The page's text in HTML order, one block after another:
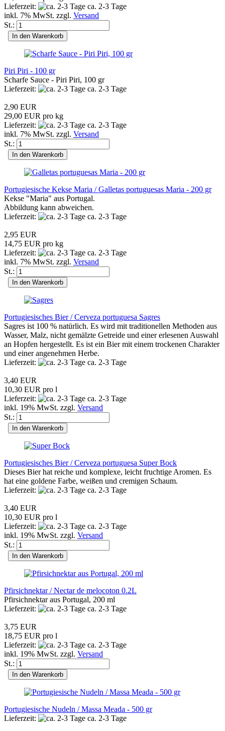
Lieferzeit:
ca. 2-3 Tage
inkl. 7% MwSt. zzgl. Versand
St.:
In den Warenkorb
Piri Piri - 100 gr
Scharfe Sauce - Piri Piri, 100 gr
Lieferzeit:
ca. 2-3 Tage
2,90 EUR
29,00 EUR pro kg
Lieferzeit:
ca. 2-3 Tage
inkl. 7% MwSt. zzgl. Versand
St.:
In den Warenkorb
Portugiesische Kekse Maria / Galletas portuguesas Maria - 200 gr
Kekse "Maria" aus Portugal.
Abbildung kann abweichen.
Lieferzeit:
ca. 2-3 Tage
2,95 EUR
14,75 EUR pro kg
Lieferzeit:
ca. 2-3 Tage
inkl. 7% MwSt. zzgl. Versand
St.:
In den Warenkorb
Portugiesisches Bier / Cerveza portuguesa Sagres
Sagres ist 100 % natürlich. Es wird mit traditionellen Methoden aus
Wasser, Malz, nicht gemälzte Getreide und einer erlesenen Auswahl
an Hopfen hergestellt. Es ist ein Bier mit einem trockenen Charakter
und einer angenehmen Herbe.
Lieferzeit:
ca. 2-3 Tage
3,40 EUR
10,30 EUR pro l
Lieferzeit:
ca. 2-3 Tage
inkl. 19% MwSt. zzgl. Versand
St.:
In den Warenkorb
Portugiesisches Bier / Cerveza portuguesa Super Bock
Dieses Bier hat reiche und komplexe, leicht fruchtige Aromen. Es
hat eine goldene Farbe, weißen und cremigen Schaum.
Lieferzeit:
ca. 2-3 Tage
3,40 EUR
10,30 EUR pro l
Lieferzeit:
ca. 2-3 Tage
inkl. 19% MwSt. zzgl. Versand
St.:
In den Warenkorb
Pfirsichnektar / Nectar de melocoton 0.2L
Pfirsichnektar aus Portugal, 200 ml
Lieferzeit:
ca. 2-3 Tage
3,75 EUR
18,75 EUR pro l
Lieferzeit:
ca. 2-3 Tage
inkl. 19% MwSt. zzgl. Versand
St.:
In den Warenkorb
Portugiesische Nudeln / Massa Meada - 500 gr
Lieferzeit:
ca. 2-3 Tage